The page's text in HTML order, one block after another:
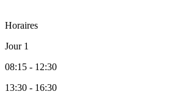
Horaires
Jour 1
08:15 - 12:30
13:30 - 16:30